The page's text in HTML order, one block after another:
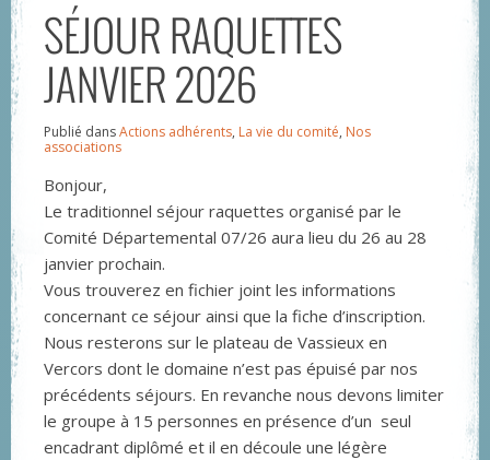
SÉJOUR RAQUETTES
JANVIER 2026
Publié dansActions adhérents, La vie du comité, Nos
associations
Bonjour,
Le traditionnel séjour raquettes organisé par le
Comité Départemental 07/26 aura lieu du 26 au 28
janvier prochain.
Vous trouverez en fichier joint les informations
concernant ce séjour ainsi que la fiche d’inscription.
Nous resterons sur le plateau de Vassieux en
Vercors dont le domaine n’est pas épuisé par nos
précédents séjours. En revanche nous devons limiter
le groupe à 15 personnes en présence d’un seul
encadrant diplômé et il en découle une légère